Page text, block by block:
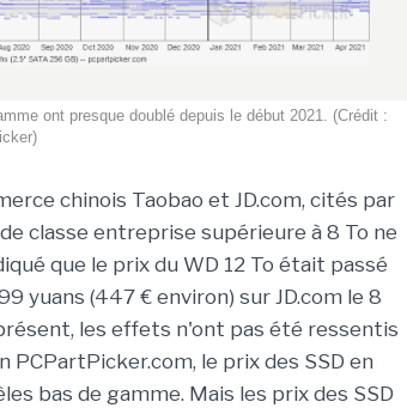
ont presque doublé depuis le début 2021. (Crédit :
chinois Taobao et JD.com, cités par
classe entreprise supérieure à 8 To ne
que le prix du WD 12 To était passé
yuans (447 € environ) sur JD.com le 8
les effets n'ont pas été ressentis
le prix des SSD en
bas de gamme. Mais les prix des SSD